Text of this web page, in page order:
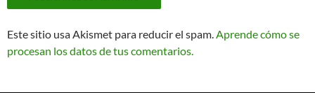
Este sitio usa Akismet para reducir el spam.Aprende cómo se
procesan los datos de tus comentarios.